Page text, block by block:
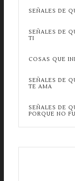
SEÑALES DE
SEÑALES DE
TI
COSAS QUE
SEÑALES DE
TE AMA
SEÑALES DE
PORQUE NO